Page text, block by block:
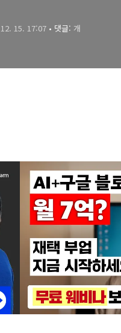
15. 17:07 • 댓글: 개